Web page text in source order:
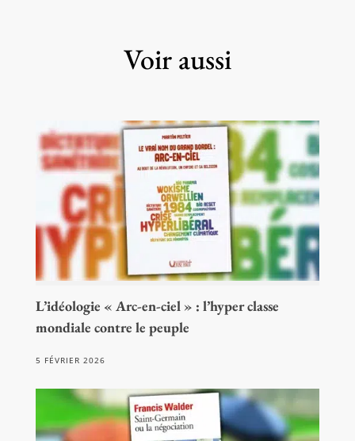
Voir aussi
L’idéologie « Arc-en-ciel » : l’hyper classe
mondiale contre le peuple
5 FÉVRIER 2026